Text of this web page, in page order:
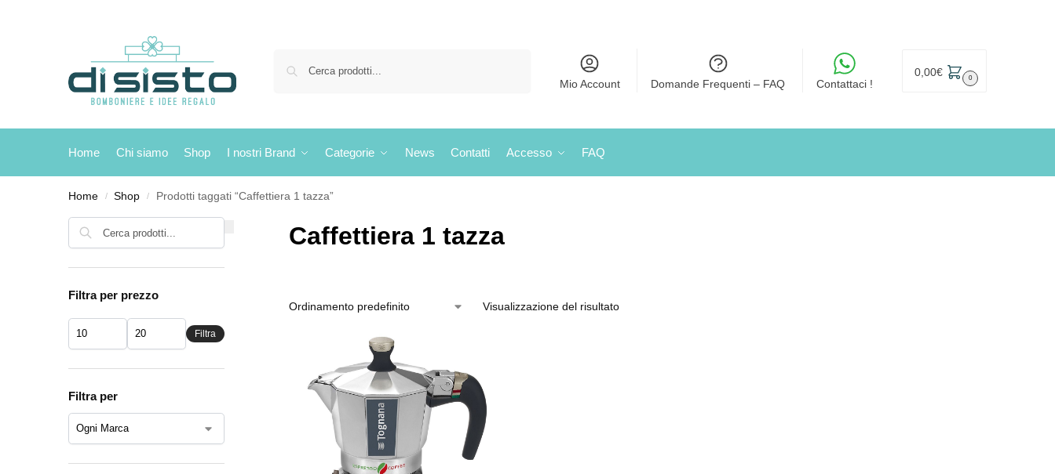
Mio Account Domande Frequenti – FAQ Contattaci !
0,00€ 0
Home Chi siamo Shop I nostri Brand Categorie News Contatti Accesso FAQ
Home / Shop / Prodotti taggati “Caffettiera 1 tazza”
Caffettiera 1 tazza
Visualizzazione del risultato
Filtra per prezzo
Filtra
Filtra per